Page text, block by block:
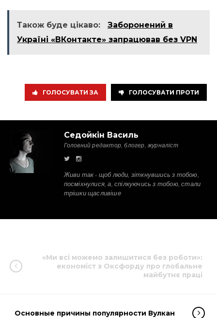
Також буде цікаво:
Заборонений в
Україні «ВКонтакте» запрацював без VPN
ГОЛОСУВАТИ ЗА ГОЛОСУВАТИ ПРОТИ
Седойкін Василь
Головний редактор, блогер, журналіст
Живи так - щоб люди, зіткнувшись з тобою,
посміхнулися, а, спілкуючись з тобою, стали
трішки щасливіше
«Ми всі можемо залишитися без роботи»:
економіст з Оксфорду про глобальне
майбутнє праці
Основные причины популярности Вулкан